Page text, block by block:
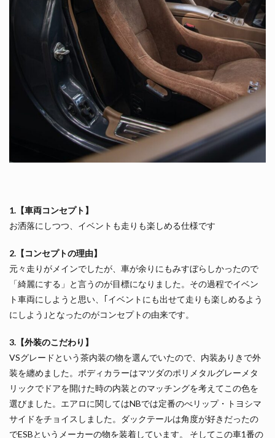
1.【車両コンセプト】
お洒落にしつつ、イベントも走りも楽しめる仕様です
2.【コンセプトの理由】
元々走りがメインでしたが、車が余りにもみすぼらしかったので
「綺麗にする」と言うのが目標になりました。その過程でイベン
ト車両にしようと思い、｢イベントにも出せて走りも楽しめるよう
にしよう｣となったのがコンセプトの由来です。
3.【外装のこだわり】
VSグレードという茶内装の物を選んでいたので、内装ありきで外
装を纏めました。ボディカラーはマツダのポリメタルグレーメタ
リックでドアを開けた時の内装とのマッチングを考えてこの色を
選びました。エアロに関してはNBでは定番のべリップ・トヨシマ
サイドをチョイスしました。ダックテールは角度が好きだったの
でESBというメーカーの物を装着しています。 そしてこの車1番の